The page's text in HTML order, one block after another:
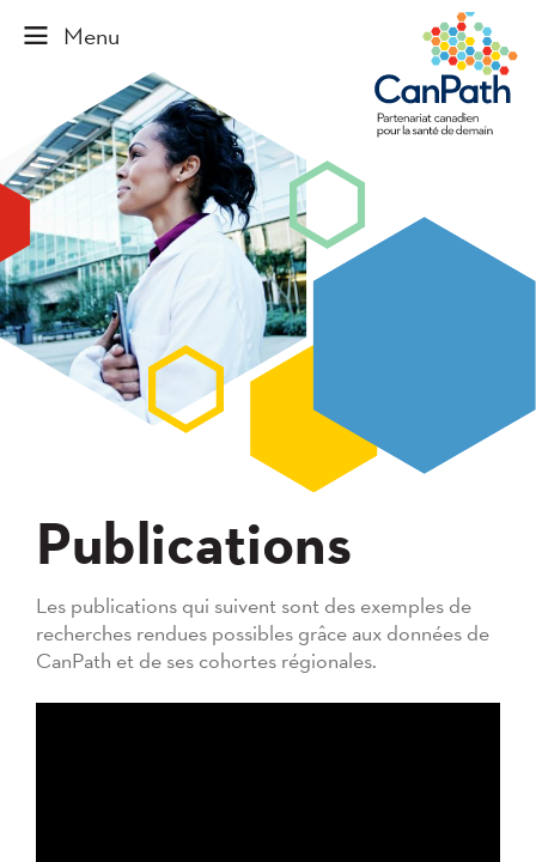
Publications
Les publications qui suivent sont des exemples de
recherches rendues possibles grâce aux données de
CanPath et de ses cohortes régionales.